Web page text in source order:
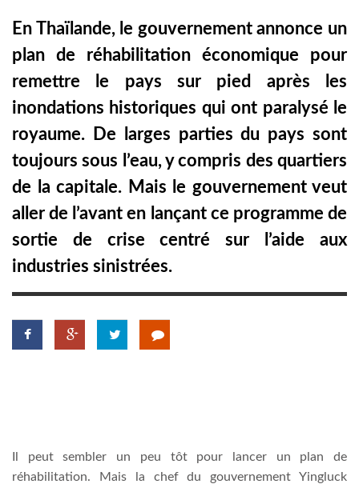
LINKTR.EE
GLOBOZSARU
DOBRAVERO.HU
LATIMO.HU
GLOBOBOOK
En Thaïlande, le gouvernement annonce un
plan de réhabilitation économique pour
remettre le pays sur pied après les
inondations historiques qui ont paralysé le
royaume. De larges parties du pays sont
toujours sous l’eau, y compris des quartiers
de la capitale. Mais le gouvernement veut
aller de l’avant en lançant ce programme de
sortie de crise centré sur l’aide aux
industries sinistrées.
Il peut sembler un peu tôt pour lancer un plan de
réhabilitation. Mais la chef du gouvernement Yingluck